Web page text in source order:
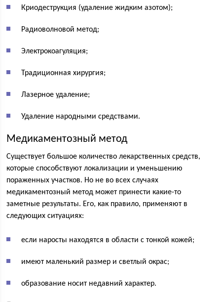
Криодеструкция (удаление жидким азотом);
Радиоволновой метод;
Электрокоагуляция;
Традиционная хирургия;
Лазерное удаление;
Удаление народными средствами.
Медикаментозный метод
Существует большое количество лекарственных средств,
которые способствуют локализации и уменьшению
пораженных участков. Но не во всех случаях
медикаментозный метод может принести какие-то
заметные результаты. Его, как правило, применяют в
следующих ситуациях:
если наросты находятся в области с тонкой кожей;
имеют маленький размер и светлый окрас;
образование носит недавний характер.